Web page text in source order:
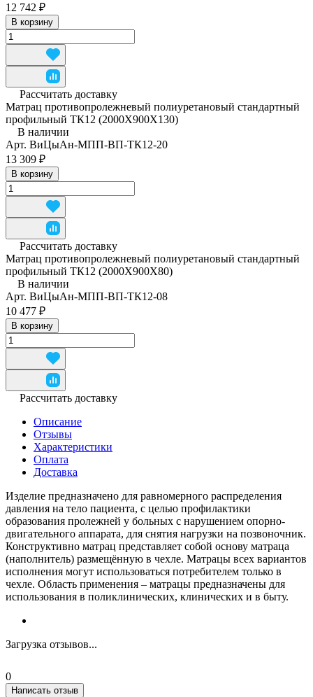
12 742 ₽
В корзину
Рассчитать доставку
Матрац противопролежневый полиуретановый стандартный
профильный ТК12 (2000Х900Х130)
В наличии
Арт. ВиЦыАн-МПП-ВП-ТК12-20
13 309 ₽
В корзину
Рассчитать доставку
Матрац противопролежневый полиуретановый стандартный
профильный ТК12 (2000Х900Х80)
В наличии
Арт. ВиЦыАн-МПП-ВП-ТК12-08
10 477 ₽
В корзину
Рассчитать доставку
Описание
Отзывы
Характеристики
Оплата
Доставка
Изделие предназначено для равномерного распределения
давления на тело пациента, с целью профилактики
образования пролежней у больных с нарушением опорно-
двигательного аппарата, для снятия нагрузки на позвоночник.
Конструктивно матрац представляет собой основу матраца
(наполнитель) размещённую в чехле. Матрацы всех вариантов
исполнения могут использоваться потребителем только в
чехле. Область применения – матрацы предназначены для
использования в поликлинических, клинических и в быту.
Загрузка отзывов...
0
Написать отзыв